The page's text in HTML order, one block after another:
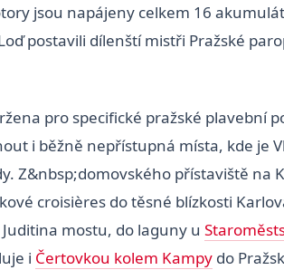
jsou napájeny celkem 16
postavili dílenští mistři Pražské
pro specifické pražské plavební
i běžně nepřístupná místa, kde je
Z&nbsp;domovského přístaviště na
croisières do těsné blízkosti
mostu, do laguny u
i Čertovkou kolem Kampy do